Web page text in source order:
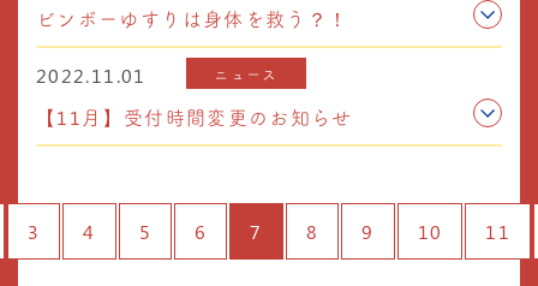
ビンボーゆすりは身体を救う？！
2022.11.01 ニュース
【11月】受付時間変更のお知らせ
3 4 5 6 7 8 9 10 11